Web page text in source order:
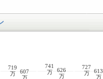
719
万
607
万
741
万
626
万
727
万
613
万